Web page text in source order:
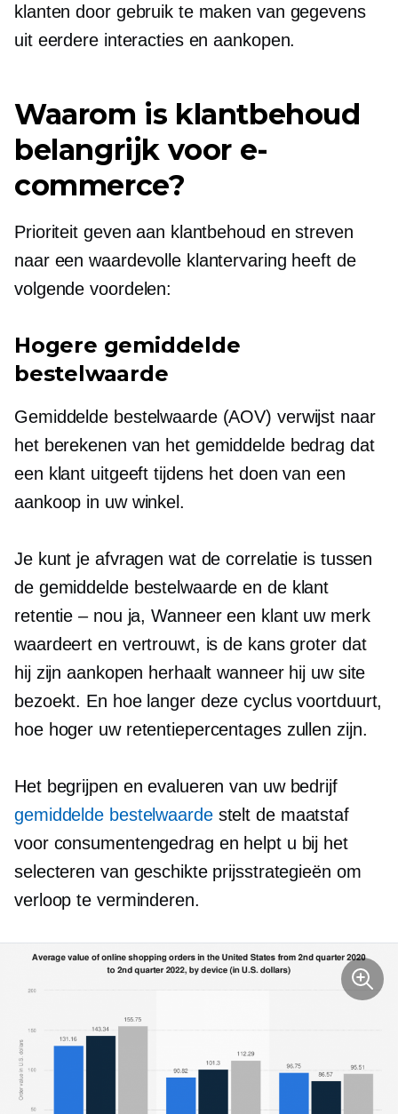
klanten door gebruik te maken van gegevens
uit eerdere interacties en aankopen.
Waarom is klantbehoud
belangrijk voor e-
commerce?
Prioriteit geven aan klantbehoud en streven
naar een waardevolle klantervaring heeft de
volgende voordelen:
Hogere gemiddelde
bestelwaarde
Gemiddelde bestelwaarde (AOV) verwijst naar
het berekenen van het gemiddelde bedrag dat
een klant uitgeeft tijdens het doen van een
aankoop in uw winkel.
Je kunt je afvragen wat de correlatie is tussen
de gemiddelde bestelwaarde en de klant
retentie – nou ja, Wanneer een klant uw merk
waardeert en vertrouwt, is de kans groter dat
hij zijn aankopen herhaalt wanneer hij uw site
bezoekt. En hoe langer deze cyclus voortduurt,
hoe hoger uw retentiepercentages zullen zijn.
Het begrijpen en evalueren van uw bedrijf
gemiddelde bestelwaardestelt de maatstaf
voor consumentengedrag en helpt u bij het
selecteren van geschikte prijsstrategieën om
verloop te verminderen.